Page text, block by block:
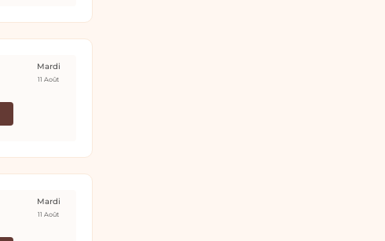
Mardi
11 Août
Mardi
11 Août